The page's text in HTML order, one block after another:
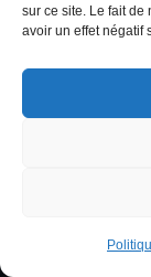
sur ce site. Le fait de
avoir un effet négatif